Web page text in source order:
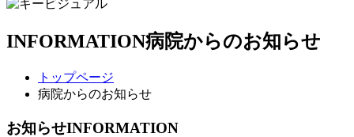
INFORMATION病院からのお知らせ
トップページ
病院からのお知らせ
お知らせINFORMATION